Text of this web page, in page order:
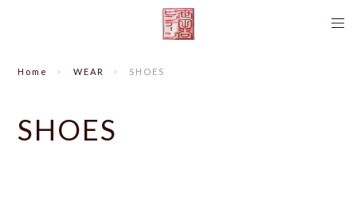
Home WEAR SHOES
SHOES